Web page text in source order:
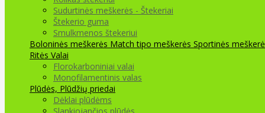
Sudurtinės meškerės - Štekeriai
Štekerio guma
Smulkmenos štekeriui
Boloninės meškerės Match tipo meškerės Sportinės
Ritės Valai
Florokarboniniai valai
Monofilamentinis valas
Plūdės, Plūdžių priedai
Dėklai plūdėms
Slankiojančios plūdės